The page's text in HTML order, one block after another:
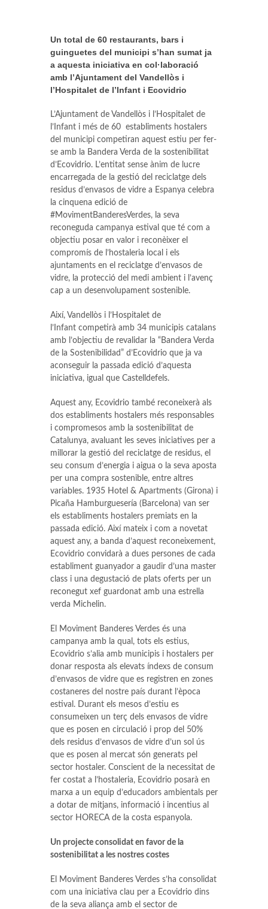
Un total de 60 restaurants, bars i
guinguetes del municipi s’han sumat ja
a aquesta iniciativa en col·laboració
amb l’Ajuntament del Vandellòs i
l’Hospitalet de l’Infant i Ecovidrio
L’Ajuntament de Vandellòs i l’Hospitalet de
l’Infant i més de 60 establiments hostalers
del municipi competiran aquest estiu per fer-
se amb la Bandera Verda de la sostenibilitat
d’Ecovidrio. L’entitat sense ànim de lucre
encarregada de la gestió del reciclatge dels
residus d’envasos de vidre a Espanya celebra
la cinquena edició de
#MovimentBanderesVerdes, la seva
reconeguda campanya estival que té com a
objectiu posar en valor i reconèixer el
compromís de l’hostaleria local i els
ajuntaments en el reciclatge d’envasos de
vidre, la protecció del medi ambient i l’avenç
cap a un desenvolupament sostenible.
Així, Vandellòs i l’Hospitalet de
l’Infant competirà amb 34 municipis catalans
amb l’objectiu de revalidar la “Bandera Verda
de la Sostenibilidad” d’Ecovidrio que ja va
aconseguir la passada edició d’aquesta
iniciativa, igual que Castelldefels.
Aquest any, Ecovidrio també reconeixerà als
dos establiments hostalers més responsables
i compromesos amb la sostenibilitat de
Catalunya, avaluant les seves iniciatives per a
millorar la gestió del reciclatge de residus, el
seu consum d’energia i aigua o la seva aposta
per una compra sostenible, entre altres
variables. 1935 Hotel & Apartments (Girona) i
Picaña Hamburguesería (Barcelona) van ser
els establiments hostalers premiats en la
passada edició. Així mateix i com a novetat
aquest any, a banda d’aquest reconeixement,
Ecovidrio convidarà a dues persones de cada
establiment guanyador a gaudir d’una master
class i una degustació de plats oferts per un
reconegut xef guardonat amb una estrella
verda Michelin.
El Moviment Banderes Verdes és una
campanya amb la qual, tots els estius,
Ecovidrio s’alia amb municipis i hostalers per
donar resposta als elevats índexs de consum
d’envasos de vidre que es registren en zones
costaneres del nostre país durant l’època
estival. Durant els mesos d’estiu es
consumeixen un terç dels envasos de vidre
que es posen en circulació i prop del 50%
dels residus d’envasos de vidre d’un sol ús
que es posen al mercat són generats pel
sector hostaler. Conscient de la necessitat de
fer costat a l’hostaleria, Ecovidrio posarà en
marxa a un equip d’educadors ambientals per
a dotar de mitjans, informació i incentius al
sector HORECA de la costa espanyola.
Un projecte consolidat en favor de la
sostenibilitat a les nostres costes
El Moviment Banderes Verdes s’ha consolidat
com una iniciativa clau per a Ecovidrio dins
de la seva aliança amb el sector de